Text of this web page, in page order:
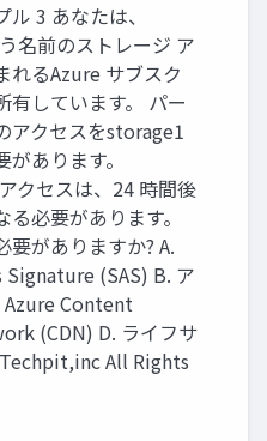
3 あなたは、
名前のストレージ ア
れるAzure サブスク
有しています。 パー
アクセスをstorage1
あります。
クセスは、24 時間後
必要があります。
要がありますか? A.
Signature (SAS) B. ア
Azure Content
(CDN) D. ライフサ
All Rights